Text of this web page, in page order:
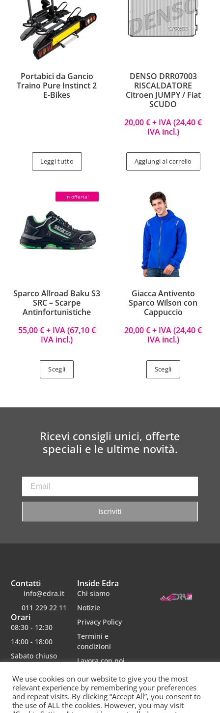
Portabici da Gancio
Traino Pure Instinct 2
E-Bikes
Leggi tutto
DENSO DRR07003
RISCALDATORE
Citroen JUMPY / Fiat
SCUDO
20,00€+ IVA (24,40€
IVA incl.)
Aggiungi al carrello
In offerta!
Sparco Allroad Baku S3
SRC – Scarpe
Antinfortunistiche
55,00€+ IVA (67,10€
IVA incl.)
Scegli
Giacca Antivento
Sparco Wilson con
Cappuccio
20,00€+ IVA (24,40€
IVA incl.)
Scegli
Ricevi consigli unici, offerte
speciali e le ultime novità.
Iscriviti
Inside Edra
Chi siamo
Notizie
Privacy Policy
Termini e
condizioni
Lavora con noi
Contatti
info@edra.it
011 229 22 11
Orari
08:30 - 12:30
14:00 - 18:00
Sabato chiuso
Edra srl | Via schiaparelli 16 | 10148 torino | p.iva 06482750012 | Capitale Sociale 30000 interamente
versato | rea 790234 registro imprese re
We use cookies on our website to give you the most
relevant experience by remembering your preferences
and repeat visits. By clicking “Accept All”, you consent to
the use of ALL the cookies. However, you may visit